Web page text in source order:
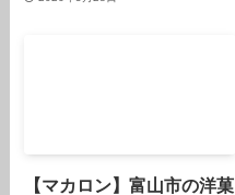
【マカロン】富山市の洋菓